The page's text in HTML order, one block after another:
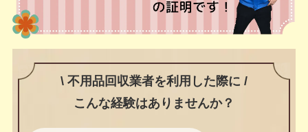
\ 不用品回収業者を利用した際に /
こんな経験はありませんか？